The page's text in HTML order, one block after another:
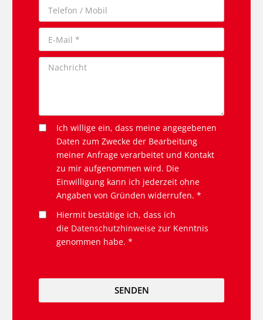
Ich willige ein, dass meine angegebenen
Daten zum Zwecke der Bearbeitung
meiner Anfrage verarbeitet und Kontakt
zu mir aufgenommen wird. Die
Einwilligung kann ich jederzeit ohne
Angaben von Gründen widerrufen. *
Hiermit bestätige ich, dass ich
die Datenschutzhinweise zur Kenntnis
genommen habe. *
SENDEN